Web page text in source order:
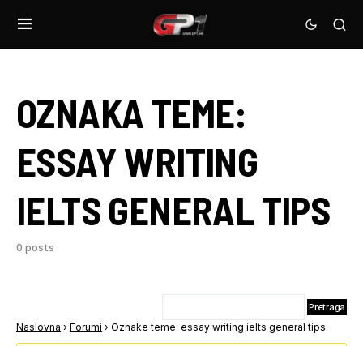
OZNAKA TEME:
ESSAY WRITING
IELTS GENERAL TIPS
0 posts
Naslovna › Forumi › Oznake teme: essay writing ielts general tips